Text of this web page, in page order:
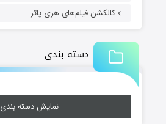
کالکشن فیلم‌های هری پاتر
دسته بندی
نمایش دسته بندی